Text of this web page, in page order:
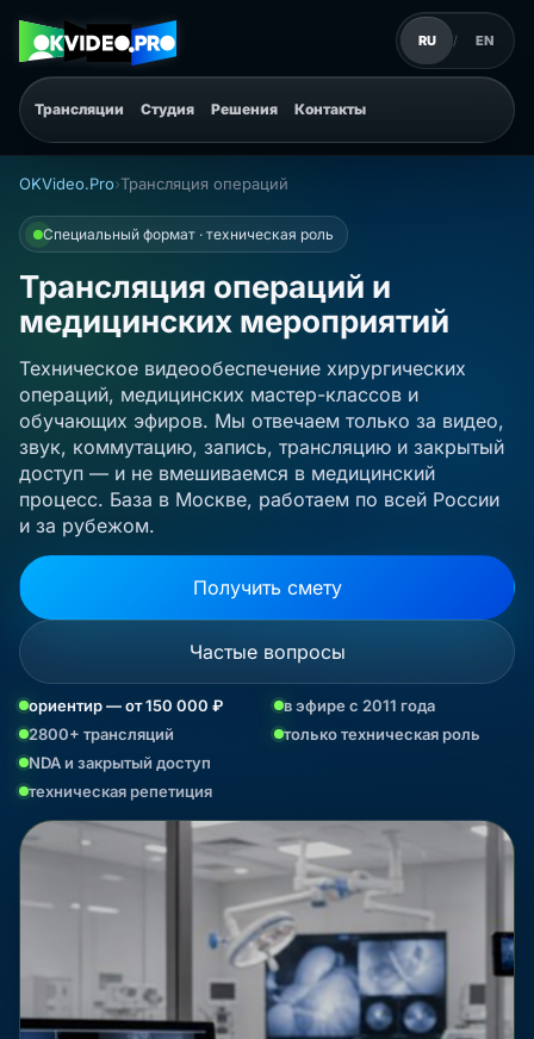
Трансляции Студия Решения Контакты
RU / EN
OKVideo.Pro›Трансляция операций
Специальный формат · техническая роль
Трансляция операций и
медицинских мероприятий
Техническое видеообеспечение хирургических
операций, медицинских мастер-классов и
обучающих эфиров. Мы отвечаем только за видео,
звук, коммутацию, запись, трансляцию и закрытый
доступ — и не вмешиваемся в медицинский
процесс. База в Москве, работаем по всей России
и за рубежом.
Получить смету
Частые вопросы
ориентир — от 150 000 ₽
в эфире с 2011 года
2800+ трансляций
только техническая роль
NDA и закрытый доступ
техническая репетиция